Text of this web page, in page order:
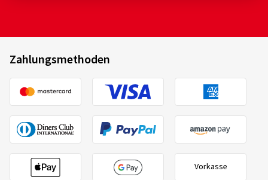
Zahlungsmethoden
Vorkasse